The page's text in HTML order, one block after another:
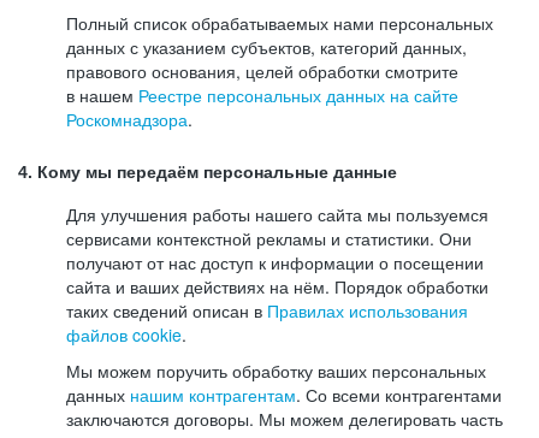
Полный список обрабатываемых нами персональных
данных с указанием субъектов, категорий данных,
правового основания, целей обработки смотрите
в нашем Реестре персональных данных на сайте
Роскомнадзора.
4. Кому мы передаём персональные данные
Для улучшения работы нашего сайта мы пользуемся
сервисами контекстной рекламы и статистики. Они
получают от нас доступ к информации о посещении
сайта и ваших действиях на нём. Порядок обработки
таких сведений описан в Правилах использования
файлов cookie.
Мы можем поручить обработку ваших персональных
данных нашим контрагентам. Со всеми контрагентами
заключаются договоры. Мы можем делегировать часть